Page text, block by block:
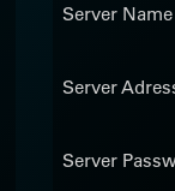
Server Name
Server
Server